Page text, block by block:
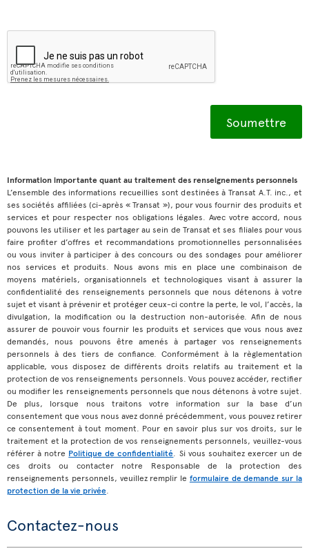
Information importante quant au traitement des renseignements personnels
L’ensemble des informations recueillies sont destinées à Transat A.T. inc., et
ses sociétés affiliées (ci-après « Transat »), pour vous fournir des produits et
services et pour respecter nos obligations légales. Avec votre accord, nous
pouvons les utiliser et les partager au sein de Transat et ses filiales pour vous
faire profiter d’offres et recommandations promotionnelles personnalisées
ou vous inviter à participer à des concours ou des sondages pour améliorer
nos services et produits. Nous avons mis en place une combinaison de
moyens matériels, organisationnels et technologiques visant à assurer la
confidentialité des renseignements personnels que nous détenons à votre
sujet et visant à prévenir et protéger ceux-ci contre la perte, le vol, l’accès, la
divulgation, la modification ou la destruction non-autorisée. Afin de nous
assurer de pouvoir vous fournir les produits et services que vous nous avez
demandés, nous pouvons être amenés à partager vos renseignements
personnels à des tiers de confiance. Conformément à la règlementation
applicable, vous disposez de différents droits relatifs au traitement et la
protection de vos renseignements personnels. Vous pouvez accéder, rectifier
ou modifier les renseignements personnels que nous détenons à votre sujet.
De plus, lorsque nous traitons votre information sur la base d’un
consentement que vous nous avez donné précédemment, vous pouvez retirer
ce consentement à tout moment. Pour en savoir plus sur vos droits, sur le
traitement et la protection de vos renseignements personnels, veuillez-vous
référer à notre Politique de confidentialité . Si vous souhaitez exercer un de
ces droits ou contacter notre Responsable de la protection des
renseignements personnels, veuillez remplir le formulaire de demande sur la
protection de la vie privée
Contactez-nous